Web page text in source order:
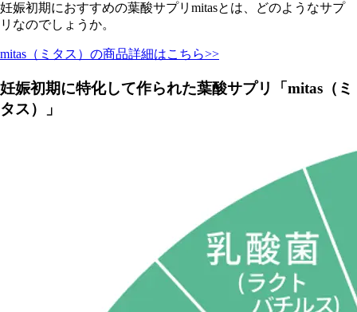
妊娠初期におすすめの葉酸サプリmitasとは、どのようなサプ
リなのでしょうか。
mitas（ミタス）の商品詳細はこちら>>
妊娠初期に特化して作られた葉酸サプリ「mitas（ミ
タス）」